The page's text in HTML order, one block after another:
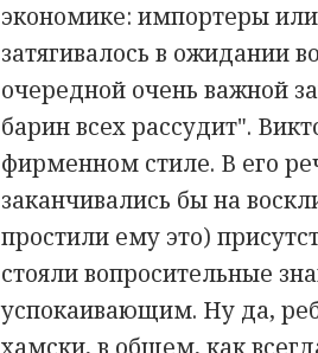
экономике: импортеры
затягивалось в ожидании
очередной очень важной
барин всех рассудит".
фирменном стиле. В его
заканчивались бы на
простили ему это)
стояли вопросительные
успокаивающим. Ну да,